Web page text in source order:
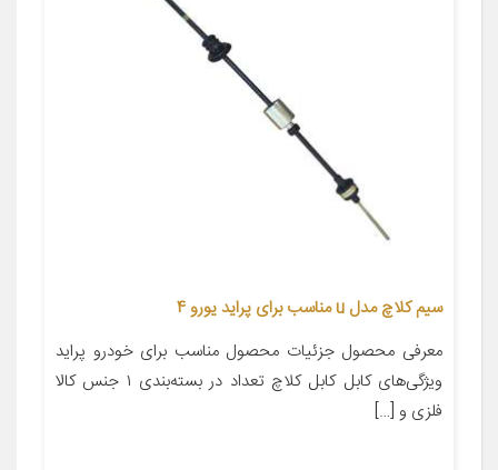
سیم کلاچ مدل u مناسب برای پراید یورو 4
معرفی محصول جزئیات محصول مناسب برای خودرو پراید
ویژگی‌های کابل کابل کلاچ تعداد در بسته‌بندی ۱ جنس کالا
فلزی و […]